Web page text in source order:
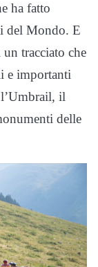
ha fatto
del Mondo. E
tracciato che
e importanti
il
delle